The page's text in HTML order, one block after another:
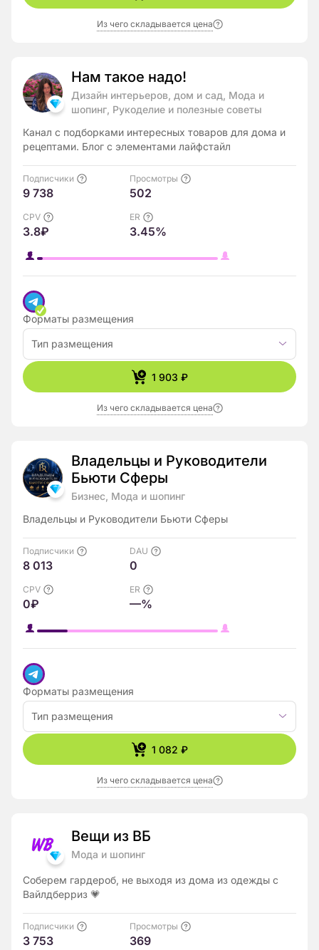
Из чего складывается цена
Нам такое надо!
Дизайн интерьеров, дом и сад, Мода и
шопинг, Рукоделие и полезные советы
Канал с подборками интересных товаров для дома и
рецептами. Блог с элементами лайфстайл
Подписчики
9 738
Просмотры
502
CPV
3.8₽
ER
3.45%
Форматы размещения
Тип размещения
1 903 ₽
Из чего складывается цена
Владельцы и Руководители
Бьюти Сферы
Бизнес, Мода и шопинг
Владельцы и Руководители Бьюти Сферы
Подписчики
8 013
DAU
0
CPV
0₽
ER
—%
Форматы размещения
Тип размещения
1 082 ₽
Из чего складывается цена
Вещи из ВБ
Мода и шопинг
Соберем гардероб, не выходя из дома из одежды с
Вайлдберриз 💗
Подписчики
3 753
Просмотры
369